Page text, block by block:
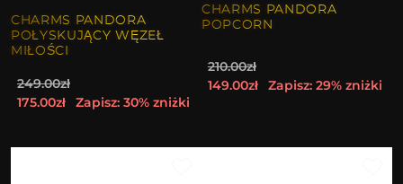
CHARMS PANDORA
POŁYSKUJĄCY WĘZEŁ
MIŁOŚCI
249.00zł
175.00zł
Zapisz: 30% zniżki
CHARMS PANDORA
POPCORN
210.00zł
149.00zł
Zapisz: 29% zniżki